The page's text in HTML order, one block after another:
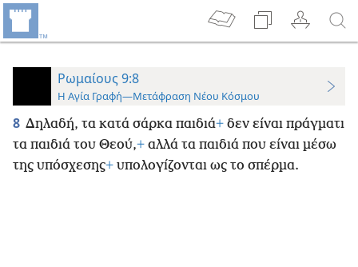
Ρωμαίους 9:8
Η Αγία Γραφή—Μετάφραση Νέου Κόσμου
8 Δηλαδή, τα κατά σάρκα παιδιά+ δεν είναι πράγματι
τα παιδιά του Θεού,+ αλλά τα παιδιά που είναι μέσω
της υπόσχεσης+ υπολογίζονται ως το σπέρμα.